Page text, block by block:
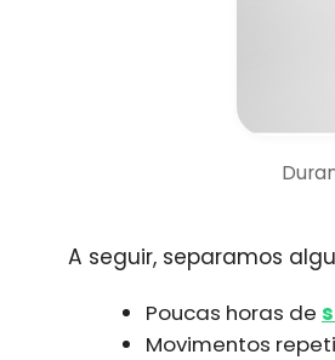
A seguir, separamos
Poucas horas de
Movimentos